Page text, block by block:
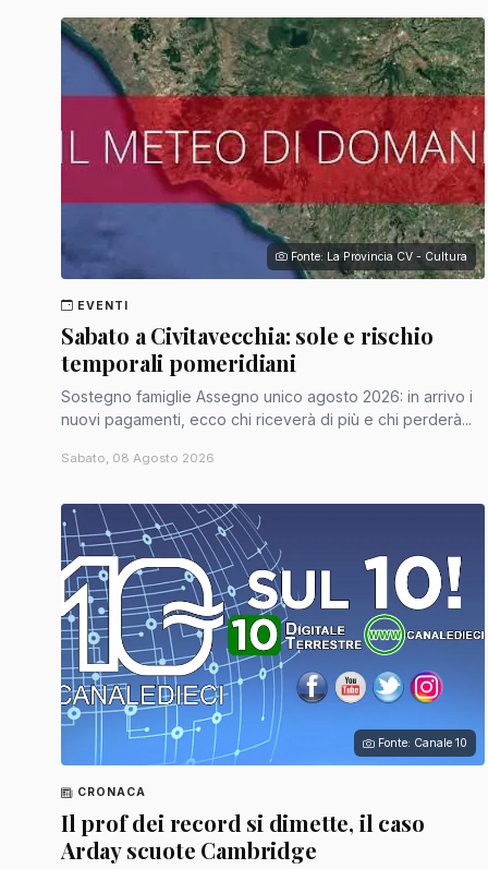
Fonte: La Provincia CV - Cultura
EVENTI
Sabato a Civitavecchia: sole e rischio
temporali pomeridiani
Sostegno famiglie Assegno unico agosto 2026: in arrivo i
nuovi pagamenti, ecco chi riceverà di più e chi perderà...
Sabato, 08 Agosto 2026
Fonte: Canale 10
CRONACA
Il prof dei record si dimette, il caso
Arday scuote Cambridge